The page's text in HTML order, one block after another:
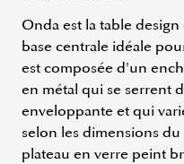
Onda est la table
base centrale idéale
est composée d'un
en métal qui se serrent
enveloppante et qui
selon les dimensions
plateau en verre peint